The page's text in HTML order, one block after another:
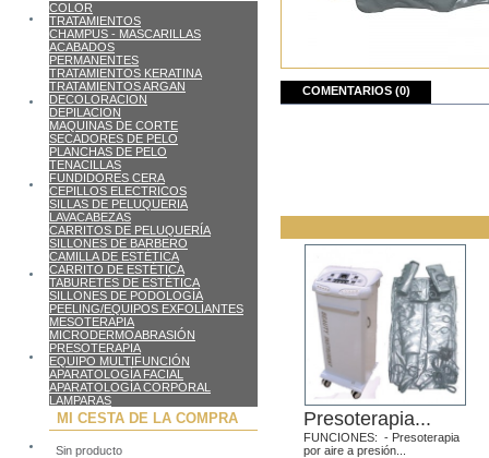
COLOR
TRATAMIENTOS
CHAMPUS - MASCARILLAS
ACABADOS
PERMANENTES
TRATAMIENTOS KERATINA
TRATAMIENTOS ARGAN
DECOLORACION
DEPILACION
MAQUINAS DE CORTE
SECADORES DE PELO
PLANCHAS DE PELO
TENACILLAS
FUNDIDORES CERA
CEPILLOS ELECTRICOS
SILLAS DE PELUQUERIA
LAVACABEZAS
CARRITOS DE PELUQUERÍA
SILLONES DE BARBERO
CAMILLA DE ESTÉTICA
CARRITO DE ESTÉTICA
TABURETES DE ESTÉTICA
SILLONES DE PODOLOGÍA
PEELING/EQUIPOS EXFOLIANTES
MESOTERAPIA
MICRODERMOABRASIÓN
PRESOTERAPIA
EQUIPO MULTIFUNCIÓN
APARATOLOGÍA FACIAL
APARATOLOGÍA CORPORAL
LAMPARAS
MI CESTA DE LA COMPRA
Sin producto
COMENTARIOS (0)
Presoterapia...
FUNCIONES: - Presoterapia
por aire a presión...